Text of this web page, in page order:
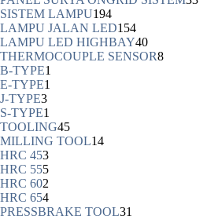
SISTEM LAMPU194
LAMPU JALAN LED154
LAMPU LED HIGHBAY40
THERMOCOUPLE SENSOR8
B-TYPE1
E-TYPE1
J-TYPE3
S-TYPE1
TOOLING45
MILLING TOOL14
HRC 453
HRC 555
HRC 602
HRC 654
PRESSBRAKE TOOL31